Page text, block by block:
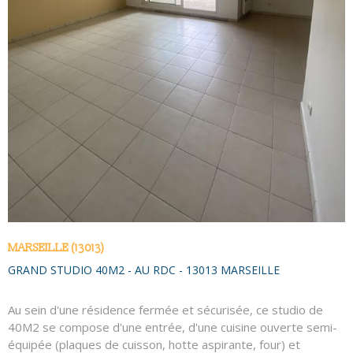
MARSEILLE (13013)
GRAND STUDIO 40M2 - AU RDC - 13013 MARSEILLE
Au sein d'une résidence fermée et sécurisée, ce studio de
40M2 se compose d'une entrée, d'une cuisine ouverte semi-
équipée (plaques de cuisson, hotte aspirante, four) et
VOIR LE BIEN